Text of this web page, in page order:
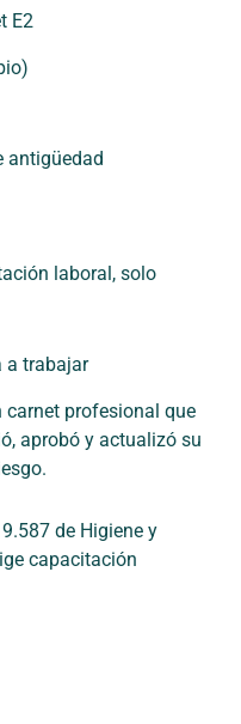
E2
antigüedad
laboral , solo
a trabajar
carnet profesional que
aprobó y actualizó su
de Higiene y
capacitación